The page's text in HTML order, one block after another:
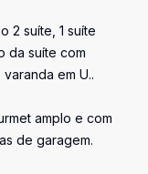
2 suíte, 1 suíte
da suíte com
em U..
amplo e com
de garagem.